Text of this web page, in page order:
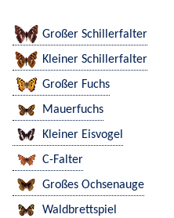
Großer Schillerfalter
Kleiner Schillerfalter
Großer Fuchs
Mauerfuchs
Kleiner Eisvogel
C-Falter
Großes Ochsenauge
Waldbrettspiel